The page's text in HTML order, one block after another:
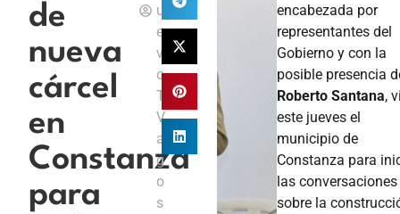
de
nueva
cárcel
en
Constanza
para
u
e
v
o
T
V
a
g
o
s
encabezada por
representantes del
Gobierno y con la
posible presencia
Roberto Santana,
este jueves el
municipio de
Constanza para
las conversaciones
sobre la